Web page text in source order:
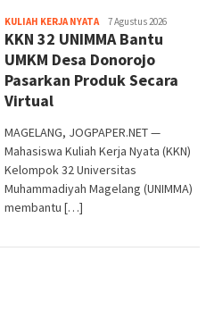
KULIAH KERJA NYATAHeri
Purwata
7 Agustus 2026
KKN 32 UNIMMA Bantu
UMKM Desa Donorojo
Pasarkan Produk Secara
Virtual
MAGELANG, JOGPAPER.NET —
Mahasiswa Kuliah Kerja Nyata (KKN)
Kelompok 32 Universitas
Muhammadiyah Magelang (UNIMMA)
membantu […]